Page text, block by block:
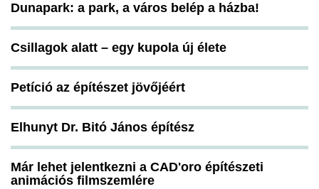
Dunapark: a park, a város belép a házba!
Csillagok alatt – egy kupola új élete
Petíció az építészet jövőjéért
Elhunyt Dr. Bitó János építész
Már lehet jelentkezni a CAD'oro építészeti
animációs filmszemlére